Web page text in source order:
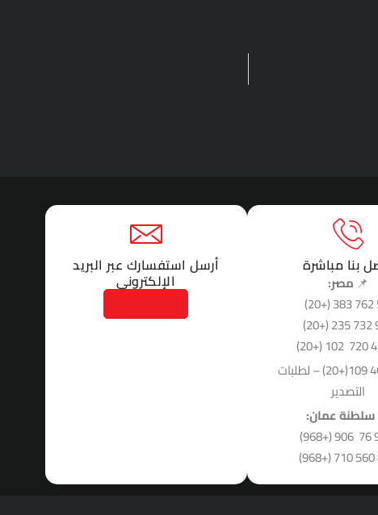
بنا مباشرة
📌 مصر:
4001 466 109(+20) – لطلبات
التصدير
سلطنة عمان:
أرسل استفسارك عبر البريد
الإلكتروني